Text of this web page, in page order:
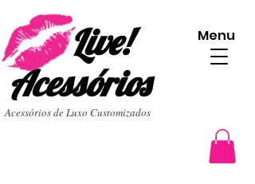
Live!
Acessórios
Acessórios de Luxo Customizados
Menu